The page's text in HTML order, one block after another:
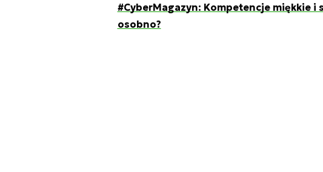
#CyberMagazyn: Kompetencje miękkie i
osobno?